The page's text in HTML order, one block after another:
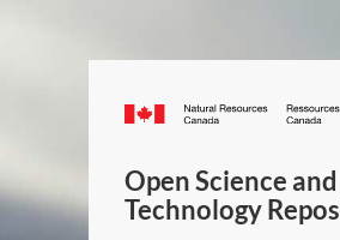
Canada.ca
Open Science and
Technology